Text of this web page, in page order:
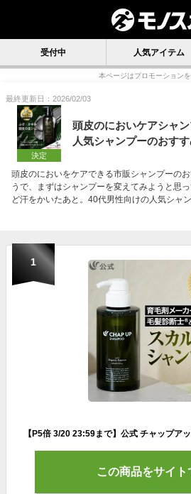
受付中 人気アイテム
本ページはプロモーション
最終更新日：2026/02/03
決定
頭皮のにおいケアシャ
人気シャンプーのおすす
頭皮のにおいをケアできる市販シャンプーの
うで、まずはシャンプーを変えてみようと思
ど汗をかいたあと。40代男性向けの人気シャ
1
この商品をサイト